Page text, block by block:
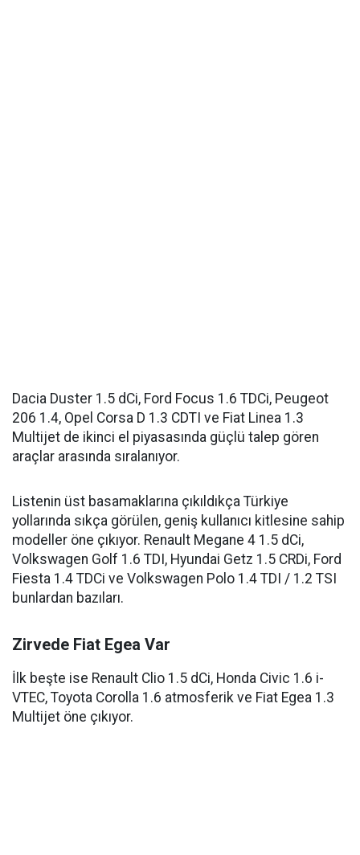
Dacia Duster 1.5 dCi, Ford Focus 1.6 TDCi, Peugeot
206 1.4, Opel Corsa D 1.3 CDTI ve Fiat Linea 1.3
Multijet de ikinci el piyasasında güçlü talep gören
araçlar arasında sıralanıyor.
Listenin üst basamaklarına çıkıldıkça Türkiye
yollarında sıkça görülen, geniş kullanıcı kitlesine sahip
modeller öne çıkıyor. Renault Megane 4 1.5 dCi,
Volkswagen Golf 1.6 TDI, Hyundai Getz 1.5 CRDi, Ford
Fiesta 1.4 TDCi ve Volkswagen Polo 1.4 TDI / 1.2 TSI
bunlardan bazıları.
Zirvede Fiat Egea Var
İlk beşte ise Renault Clio 1.5 dCi, Honda Civic 1.6 i-
VTEC, Toyota Corolla 1.6 atmosferik ve Fiat Egea 1.3
Multijet öne çıkıyor.